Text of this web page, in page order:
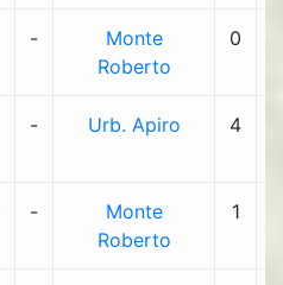
-
Monte
Roberto
0
- Urb. Apiro 4
-
Monte
Roberto
1